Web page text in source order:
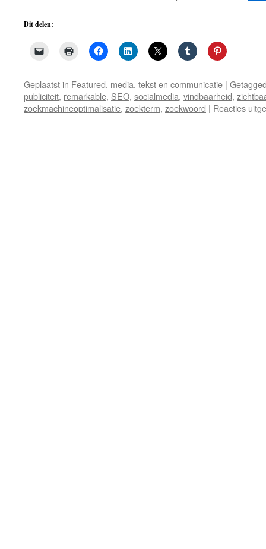
Dit delen:
Geplaatst in Featured, media, tekst en communicatie |
publiciteit, remarkable, SEO, socialmedia, vindbaarheid,
zoekmachineoptimalisatie, zoekterm, zoekwoord | Reacties